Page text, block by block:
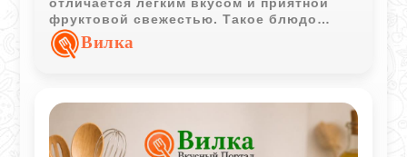
фруктовой свежестью. Такое блюдо
прекрасно подходит для лёгкого обеда
или праздничного стола.
Вилка